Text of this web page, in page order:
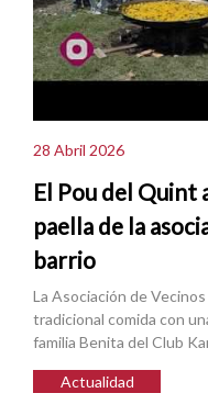
28 Abril 2026
El Pou del Quint
paella de la
barrio
La Asociación de
tradicional comida con
familia Benita del Club
Actualidad